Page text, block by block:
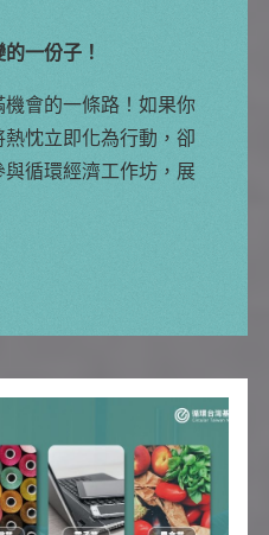
一份子！
會的一條路！如果你
忱立即化為行動，卻
循環經濟工作坊，展